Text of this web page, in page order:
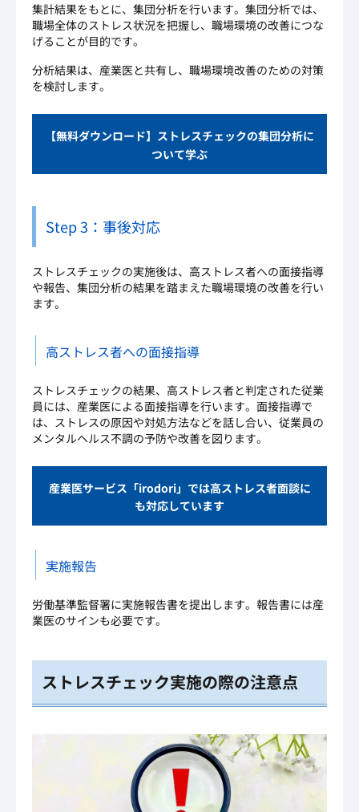
集計結果をもとに、集団分析を行います。集団分析では、
職場全体のストレス状況を把握し、職場環境の改善につな
げることが目的です。
分析結果は、産業医と共有し、職場環境改善のための対策
を検討します。
【無料ダウンロード】ストレスチェックの集団分析に
ついて学ぶ
Step 3：事後対応
ストレスチェックの実施後は、高ストレス者への面接指導
や報告、集団分析の結果を踏まえた職場環境の改善を行い
ます。
高ストレス者への面接指導
ストレスチェックの結果、高ストレス者と判定された従業
員には、産業医による面接指導を行います。面接指導で
は、ストレスの原因や対処方法などを話し合い、従業員の
メンタルヘルス不調の予防や改善を図ります。
産業医サービス「irodori」では高ストレス者面談に
も対応しています
実施報告
労働基準監督署に実施報告書を提出します。報告書には産
業医のサインも必要です。
ストレスチェック実施の際の注意点